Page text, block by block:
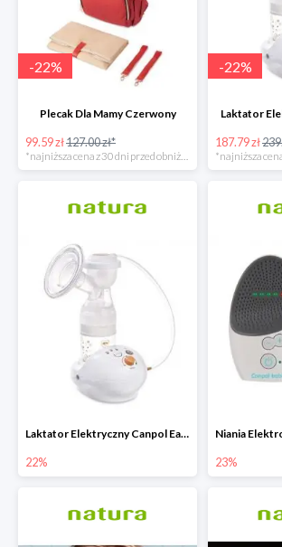
-22%
Plecak Dla Mamy Czerwony
99.59 zł127.00 zł*
-22%
Laktator
187.79 zł
Laktator Elektryczny Canpol Easy Start -22%
22% 23%